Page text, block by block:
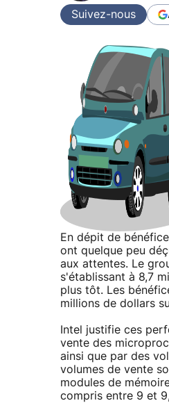
Suivez-nous
En dépit de
ont quelque peu
aux attentes. Le
s'établissant à 8,7
plus tôt. Les
millions de dollars
Intel justifie ces
vente des
ainsi que par des
volumes de vente
modules de
compris entre 9 et